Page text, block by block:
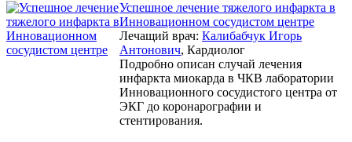
Успешное лечение тяжелого инфаркта в
Инновационном сосудистом центре
Лечащий врач:Калибабчук Игорь
Антонович, Кардиолог
Подробно описан случай лечения
инфаркта миокарда в ЧКВ лаборатории
Инновационного сосудистого центра от
ЭКГ до коронарографии и
стентирования.